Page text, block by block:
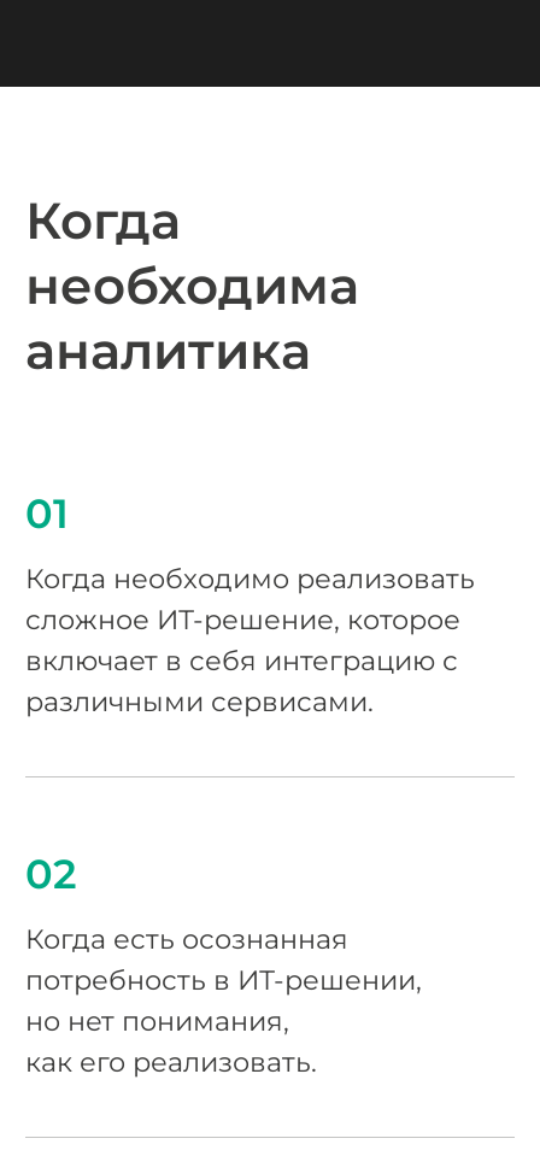
Когда
необходима
аналитика
01
Когда необходимо реализовать
сложное ИТ-решение, которое
включает в себя интеграцию с
различными сервисами.
02
Когда есть осознанная
потребность в ИТ-решении,
но нет понимания,
как его реализовать.